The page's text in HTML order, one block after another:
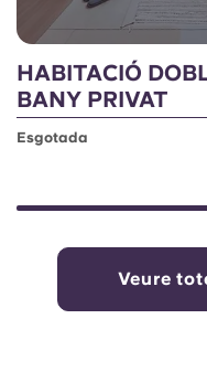
HABITACIÓ
BANY PRIVAT
Esgotada
Veure